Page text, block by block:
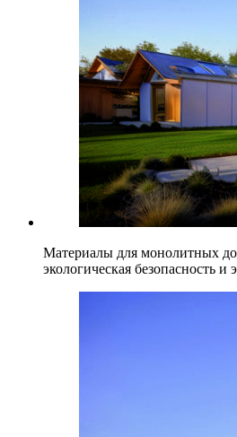
Материалы для монолитных
экологическая безопасность и